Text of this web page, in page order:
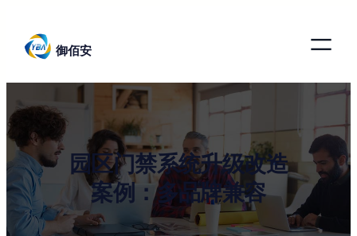
御佰安
园区门禁系统升级改造
案例：多品牌兼容